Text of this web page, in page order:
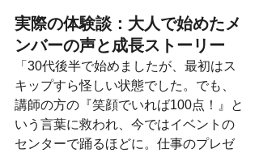
実際の体験談：大人で始めたメ
ンバーの声と成長ストーリー
「30代後半で始めましたが、最初はス
キップすら怪しい状態でした。でも、
講師の方の『笑顔でいれば100点！』と
いう言葉に救われ、今ではイベントの
センターで踊るほどに。仕事のプレゼ